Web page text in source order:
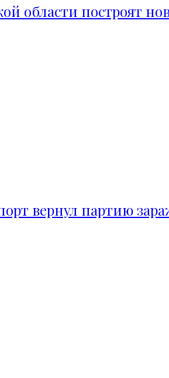
области построят
вернул партию